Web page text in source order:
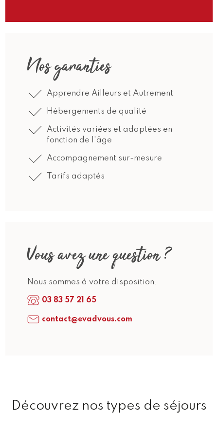
Nos garanties
Apprendre Ailleurs et Autrement
Hébergements de qualité
fonction de l'âge
Accompagnement sur-mesure
Vous avez une question ?
Nous sommes à votre disposition.
03 83 57 21 65